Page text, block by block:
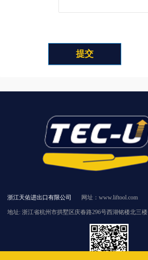
提交
浙江天佑进出口有限公司 网址：www.liftool.com
地址: 浙江省杭州市拱墅区庆春路296号西湖铭楼北三楼